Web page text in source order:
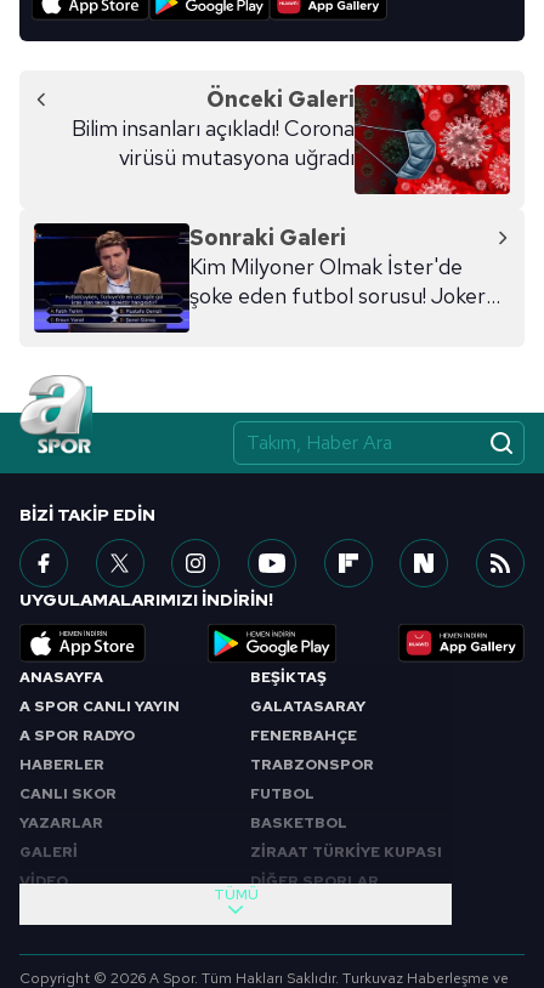
Önceki Galeri
Bilim insanları açıkladı! Corona
virüsü mutasyona uğradı
Sonraki Galeri
Kim Milyoner Olmak İster'de
şoke eden futbol sorusu! Joker
ANASAYFA
A SPOR CANLI YAYIN
A SPOR RADYO
HABERLER
CANLI SKOR
YAZARLAR
GALERİ
VİDEO
BEŞİKTAŞ
GALATASARAY
FENERBAHÇE
TRABZONSPOR
FUTBOL
BASKETBOL
ZİRAAT TÜRKİYE KUPASI
DİĞER SPORLAR
SABAH SPORU
FUTBOL
TÜMÜ
BIZI TAKIP EDIN
UYGULAMALARIMIZI İNDİRİN!
Copyright © 2026 A Spor. Tüm Hakları Saklıdır. Turkuvaz Haberleşme ve